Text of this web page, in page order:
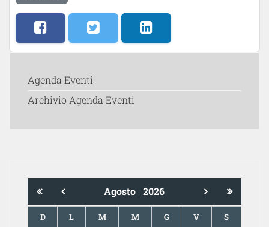
Agenda Eventi
Archivio Agenda Eventi
Agosto 2026
D L M M G V
S